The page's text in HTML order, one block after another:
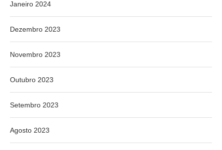
Janeiro 2024
Dezembro 2023
Novembro 2023
Outubro 2023
Setembro 2023
Agosto 2023